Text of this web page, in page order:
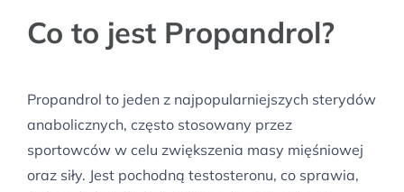
Co to jest Propandrol?
Propandrol to jeden z najpopularniejszych sterydów
anabolicznych, często stosowany przez
sportowców w celu zwiększenia masy mięśniowej
oraz siły. Jest pochodną testosteronu, co sprawia,